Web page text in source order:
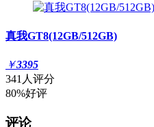
真我GT8(12GB/512GB)
￥3395
341人评分
80%好评
评论